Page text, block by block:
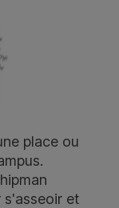
place ou
s'asseoir et